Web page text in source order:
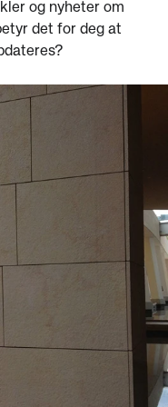
og nyheter om
det for deg at